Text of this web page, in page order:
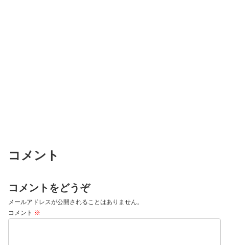
コメント
コメントをどうぞ
メールアドレスが公開されることはありません。
コメント ※